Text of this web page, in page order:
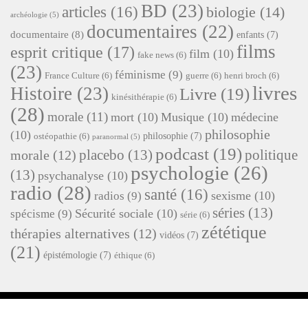
archéologie (5) articles (16) BD (23) biologie (14)
documentaire (8) documentaires (22) enfants (7)
esprit critique (17) fake news (6) film (10) films
(23) France Culture (6) féminisme (9) guerre (6) henri broch (6)
Histoire (23) kinésithérapie (6) Livre (19)livres
(28) morale (11) mort (10) Musique (10) médecine
(10) ostéopathie (6) paranormal (5) philosophie (7) philosophie
morale (12) placebo (13) podcast (19)politique
(13) psychanalyse (10) psychologie (26)
radio (28) radios (9) santé (16) sexisme (10)
spécisme (9) Sécurité sociale (10) série (6) séries (13)
thérapies alternatives (12) vidéos (7) zététique
(21) épistémologie (7) éthique (6)